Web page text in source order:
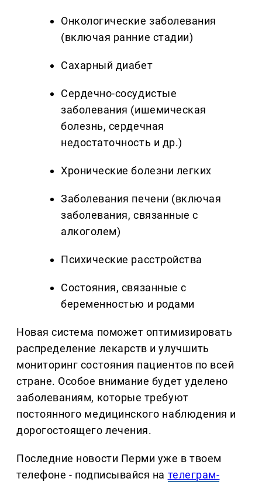
Онкологические заболевания
(включая ранние стадии)
Сахарный диабет
Сердечно-сосудистые
заболевания (ишемическая
болезнь, сердечная
недостаточность и др.)
Хронические болезни легких
Заболевания печени (включая
заболевания, связанные с
алкоголем)
Психические расстройства
Состояния, связанные с
беременностью и родами
Новая система поможет оптимизировать
распределение лекарств и улучшить
мониторинг состояния пациентов по всей
стране. Особое внимание будет уделено
заболеваниям, которые требуют
постоянного медицинского наблюдения и
дорогостоящего лечения.
Последние новости Перми уже в твоем
телефоне - подписывайся на телеграм-